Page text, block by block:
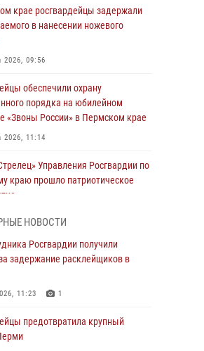
крае росгвардейцы задержали
в нанесении ножевого
2026, 09:56
обеспечили охрану
порядка на юбилейном
«Звоны России» в Пермском крае
2026, 11:14
Управления Росгвардии по
краю прошло патриотическое
крае семья сотрудника
охраны Росгвардии
края заняла призовое место на
«Бородачи в Бородулино»
крае росгвардейцы провели
НОВОСТИ
Росгвардии получили
задержание расклейщиков в
11:23 1
предотвратила крупный